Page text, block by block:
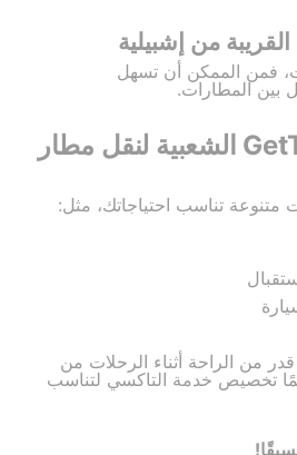
من إشبيلية
فمن الممكن أن تسهل
خدمات GetTransfer الشعبية لنقل مطار
من الراحة أثناء الرحلات من
تخصيص خدمة التاكسي لتناسب